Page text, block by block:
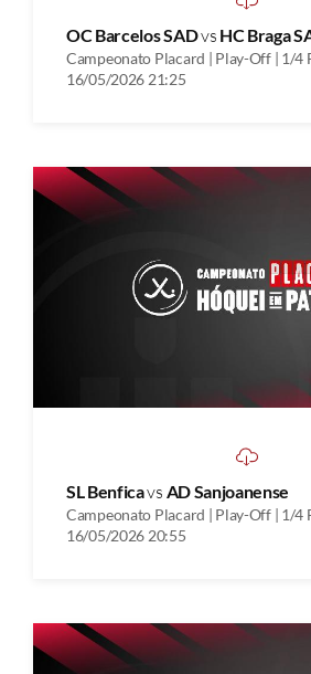
OC Barcelos SADvs HC Braga
Campeonato Placard | Play-Off | 1/4
16/05/2026 21:25
SL Benficavs AD Sanjoanense
Campeonato Placard | Play-Off | 1/4
16/05/2026 20:55